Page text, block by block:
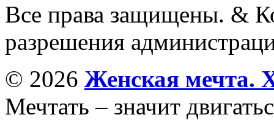
Все права защищены. &
разрешения
© 2026 Женская мечта.
Мечтать – значит